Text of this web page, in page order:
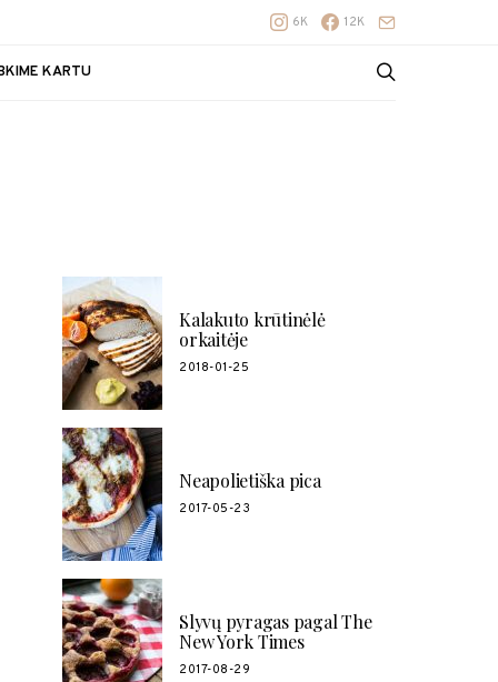
6K 12K
KARTU
Kalakuto krūtinėlė
orkaitėje
2018-01-25
Neapolietiška pica
2017-05-23
Slyvų pyragas pagal The
New York Times
2017-08-29